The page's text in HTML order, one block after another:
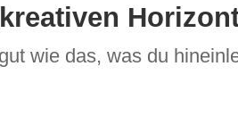
wie das, was du